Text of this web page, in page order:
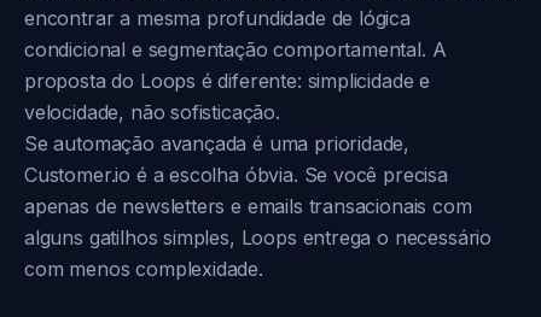
encontrar a mesma profundidade de lógica
condicional e segmentação comportamental. A
proposta do Loops é diferente: simplicidade e
velocidade, não sofisticação.
Se automação avançada é uma prioridade,
Customer.io é a escolha óbvia. Se você precisa
apenas de newsletters e emails transacionais com
alguns gatilhos simples, Loops entrega o necessário
com menos complexidade.